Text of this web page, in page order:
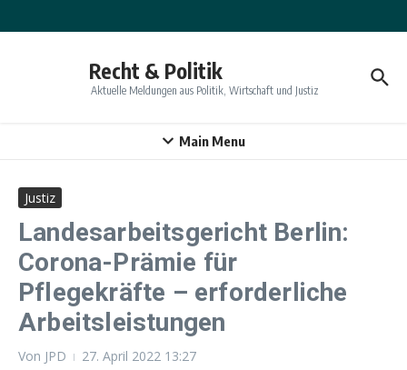
Recht & Politik
Aktuelle Meldungen aus Politik, Wirtschaft und Justiz
Main Menu
Justiz
Landesarbeitsgericht Berlin:
Corona-Prämie für
Pflegekräfte – erforderliche
Arbeitsleistungen
Von JPD 27. April 2022 13:27